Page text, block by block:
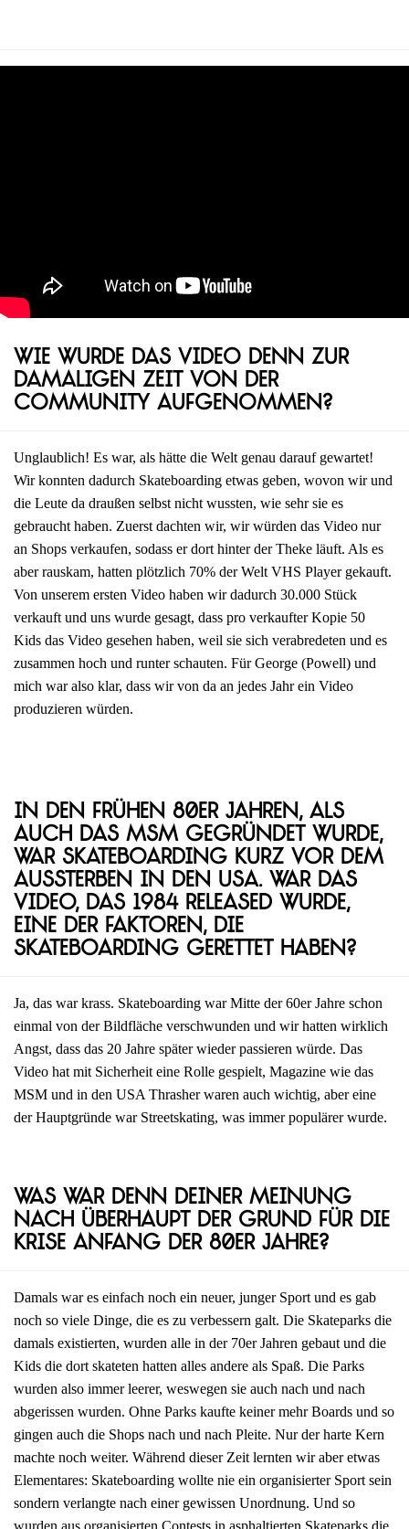
Wie wurde das Video denn zur
damaligen Zeit von der
Community aufgenommen?
Unglaublich! Es war, als hätte die Welt genau darauf gewartet!
Wir konnten dadurch Skateboarding etwas geben, wovon wir und
die Leute da draußen selbst nicht wussten, wie sehr sie es
gebraucht haben. Zuerst dachten wir, wir würden das Video nur
an Shops verkaufen, sodass er dort hinter der Theke läuft. Als es
aber rauskam, hatten plötzlich 70% der Welt VHS Player gekauft.
Von unserem ersten Video haben wir dadurch 30.000 Stück
verkauft und uns wurde gesagt, dass pro verkaufter Kopie 50
Kids das Video gesehen haben, weil sie sich verabredeten und es
zusammen hoch und runter schauten. Für George (Powell) und
mich war also klar, dass wir von da an jedes Jahr ein Video
produzieren würden.
In den frühen 80er Jahren, als
auch das MSM gegründet wurde,
war Skateboarding kurz vor dem
Aussterben in den USA. War das
Video, das 1984 released wurde,
eine der Faktoren, die
Skateboarding gerettet haben?
Ja, das war krass. Skateboarding war Mitte der 60er Jahre schon
einmal von der Bildfläche verschwunden und wir hatten wirklich
Angst, dass das 20 Jahre später wieder passieren würde. Das
Video hat mit Sicherheit eine Rolle gespielt, Magazine wie das
MSM und in den USA Thrasher waren auch wichtig, aber eine
der Hauptgründe war Streetskating, was immer populärer wurde.
Was war denn deiner Meinung
nach überhaupt der Grund für die
Krise Anfang der 80er Jahre?
Damals war es einfach noch ein neuer, junger Sport und es gab
noch so viele Dinge, die es zu verbessern galt. Die Skateparks die
damals existierten, wurden alle in der 70er Jahren gebaut und die
Kids die dort skateten hatten alles andere als Spaß. Die Parks
wurden also immer leerer, weswegen sie auch nach und nach
abgerissen wurden. Ohne Parks kaufte keiner mehr Boards und so
gingen auch die Shops nach und nach Pleite. Nur der harte Kern
machte noch weiter. Während dieser Zeit lernten wir aber etwas
Elementares: Skateboarding wollte nie ein organisierter Sport sein
sondern verlangte nach einer gewissen Unordnung. Und so
wurden aus organisierten Contests in asphaltierten Skateparks die